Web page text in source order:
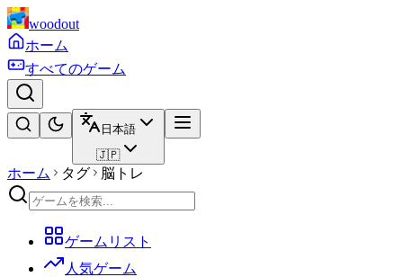
woodout
ホーム
すべてのゲーム
日本語
🇯🇵
ホーム タグ 脳トレ
ゲームリスト
人気ゲーム